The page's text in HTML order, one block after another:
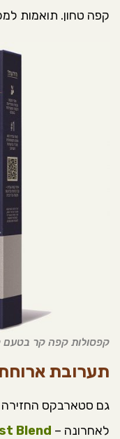
קפה טחון. תואמות
קפסולות קפה קר בטעם
תערובת
גם סטארבקס
לאחרונה – Blend